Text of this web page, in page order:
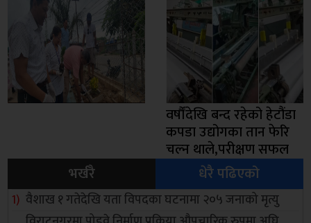
वर्षौंदेखि बन्द रहेको हेटौंडा
कपडा उद्योगका तान फेरि
चल्न थाले,परीक्षण सफल
भर्खरै
धेरै पढिएको
वैशाख १ गतेदेखि यता विपदका घटनामा २०५ जनाको मृत्यु